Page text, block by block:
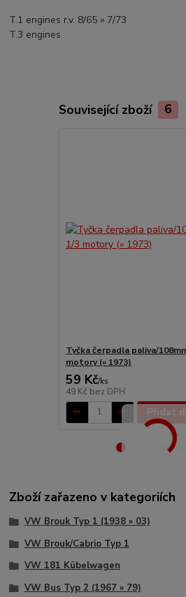
T.1 engines r.v. 8/65 » 7/73
T.3 engines
Související zboží 6
Tyčka čerpadla paliva/
motory (» 1973)
59 Kč/ks
49 Kč bez DPH
Přidat
Zboží zařazeno v kategoriích
VW Brouk Typ 1 (1938 » 03)
VW Brouk/Cabrio Typ 1
VW 181 Kübelwagen
VW Bus Typ 2 (1967 » 79)